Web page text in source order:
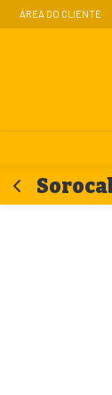
ÁREA DO CLIENTE